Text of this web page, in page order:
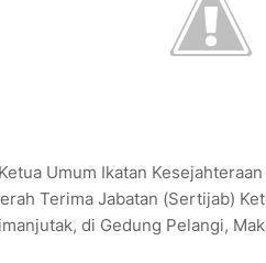
Umum Ikatan
Terima Jabatan (Sertijab)
di Gedung Pelangi,